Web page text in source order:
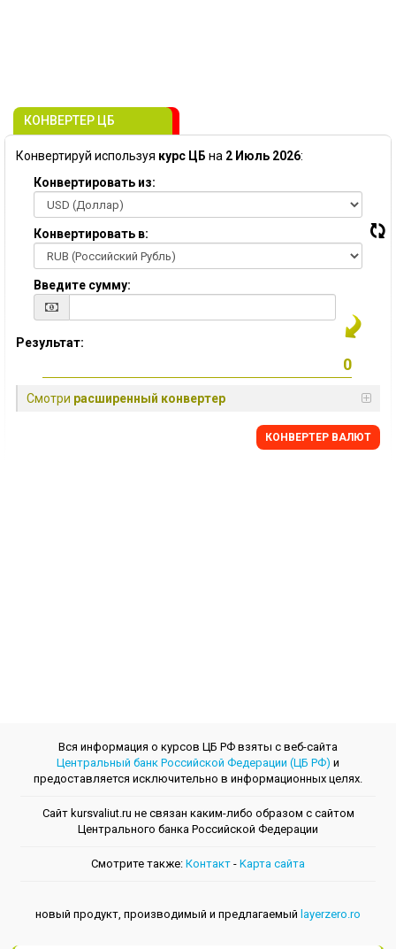
КОНВЕРТЕР ЦБ
Конвертируй используя курс ЦБ на 2 Июль 2026:
Конвертировать из:
Конвертировать в:
Введите сумму:
Результат:
Смотри расширенный конвертер
КОНВЕРТЕР ВАЛЮТ
Вся информация о курсов ЦБ РФ взяты с веб-сайта
Центральный банк Российской Федерации (ЦБ РФ) и
предоставляется исключительно в информационных целях.
Сайт kursvaliut.ru не связан каким-либо образом с сайтом
Центрального банкa Российской Федерации
Смотрите также: Контакт - Kарта сайта
новый продукт, производимый и предлагаемый layerzero.ro